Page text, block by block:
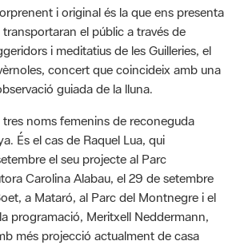
concert que coincideix amb una
guiada de la lluna.
noms femenins de reconeguda
És el cas de Raquel Lua, qui
el seu projecte al Parc
Carolina Alabau, el 29 de setembre
a Mataró, al Parc del Montnegre i el
programació, Meritxell Neddermann,
més projecció actualment de casa
d’octubre, les seves darreres
immillorable, el castell de Foix, a
Foix.